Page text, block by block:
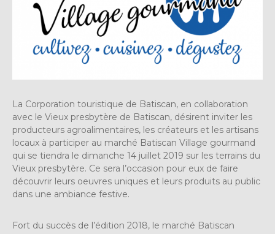
La Corporation touristique de Batiscan, en collaboration
avec le Vieux presbytère de Batiscan, désirent inviter les
producteurs agroalimentaires, les créateurs et les artisans
locaux à participer au marché Batiscan Village gourmand
qui se tiendra le dimanche 14 juillet 2019 sur les terrains du
Vieux presbytère. Ce sera l’occasion pour eux de faire
découvrir leurs oeuvres uniques et leurs produits au public
dans une ambiance festive.
Fort du succès de l’édition 2018, le marché Batiscan